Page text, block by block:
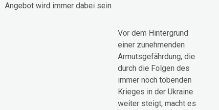
Angebot wird immer dabei sein.
Vor dem Hintergrund
einer zunehmenden
Armutsgefährdung, die
durch die Folgen des
immer noch tobenden
Krieges in der Ukraine
weiter steigt, macht es